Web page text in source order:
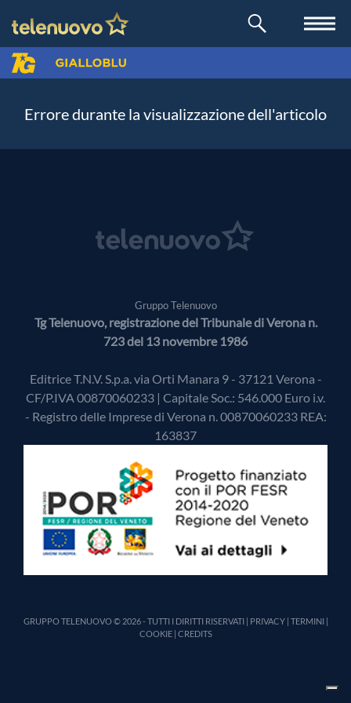
Errore durante la visualizzazione dell'articolo
Gruppo Telenuovo
Tg Telenuovo, registrazione del Tribunale di Verona n.
723 del 13 novembre 1986
Editrice T.N.V. S.p.a. via Orti Manara 9 - 37121 Verona -
CF/P.IVA 00870060233 | Capitale Soc.: 546.000 Euro i.v.
- Registro delle Imprese di Verona n. 00870060233 REA:
163837
GRUPPO TELENUOVO © 2026 - TUTTI I DIRITTI RISERVATI | PRIVACY| TERMINI|
COOKIE| CREDITS